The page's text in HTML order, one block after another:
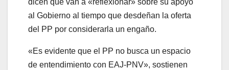
dicen que van a «reflexionar» sobre su apoyo
al Gobierno al tiempo que desdeñan la oferta
del PP por considerarla un engaño.
«Es evidente que el PP no busca un espacio
de entendimiento con EAJ-PNV», sostienen